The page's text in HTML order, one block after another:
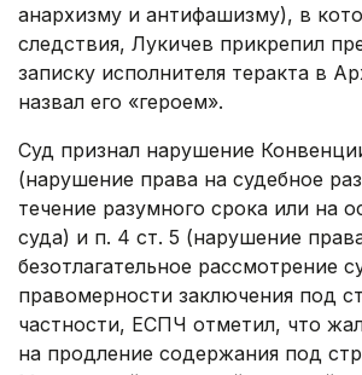
анархизму и антифашизму), в
следствия, Лукичев прикрепил
записку исполнителя теракта в
назвал его «героем».
Суд признал нарушение
(нарушение права на судебное
течение разумного срока или на
суда) и п. 4 ст. 5 (нарушение
безотлагательное рассмотрение
правомерности заключения под
частности, ЕСПЧ отметил, что
на продление содержания под